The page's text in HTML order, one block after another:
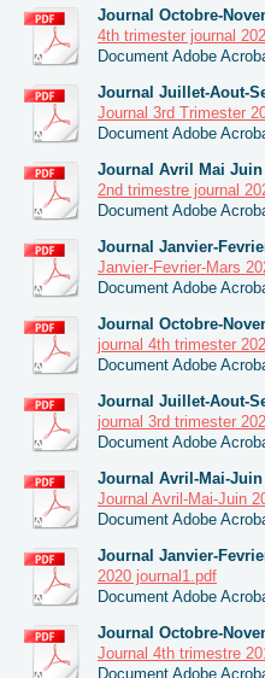
Journal Octobre-
4th trimester journal
Document Adobe
Journal Juillet-Aout-
Journal 3rd Trimester
Document Adobe
Journal Avril Mai Juin
2nd trimestre journal
Document Adobe
Journal Janvier-
Janvier-Fevrier-Mars
Document Adobe
Journal Octobre-
journal 4th trimester
Document Adobe
Journal Juillet-Aout-
journal 3rd trimester
Document Adobe
Journal Avril-Mai-Juin
Journal Avril-Mai-Juin
Document Adobe
Journal Janvier-
2020 journal1.pdf
Document Adobe
Journal Octobre-
Journal 4th trimestre
Document Adobe